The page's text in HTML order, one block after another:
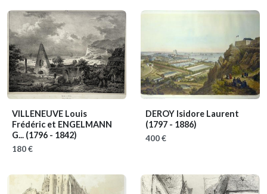
VILLENEUVE Louis
Frédéric et ENGELMANN
G... (1796 - 1842)
180 €
DEROY Isidore Laurent
(1797 - 1886)
400 €